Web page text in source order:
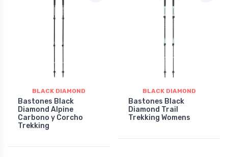
BLACK DIAMOND
Bastones Black
Diamond Alpine
Carbono y Corcho
Trekking
BLACK DIAMOND
Bastones Black
Diamond Trail
Trekking Womens